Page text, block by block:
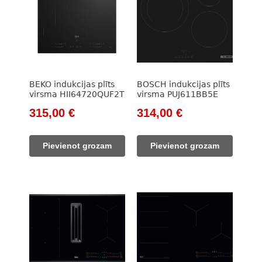
BEKO indukcijas plīts
virsma HII64720QUF2T
Original
was:
785,00 €.
315,00 €Current
Pievienot grozam
BOSCH indukcijas plīts
virsma PUJ611BB5E
Original
was:
418,00 €.
314,00 €Current
Pievienot grozam